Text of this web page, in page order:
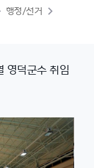
행정/선거
영덕군수 취임